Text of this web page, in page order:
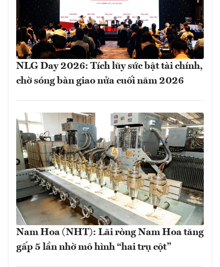
NLG Day 2026: Tích lũy sức bật tài chính,
chờ sóng bàn giao nửa cuối năm 2026
Nam Hoa (NHT): Lãi ròng Nam Hoa tăng
gấp 5 lần nhờ mô hình “hai trụ cột”